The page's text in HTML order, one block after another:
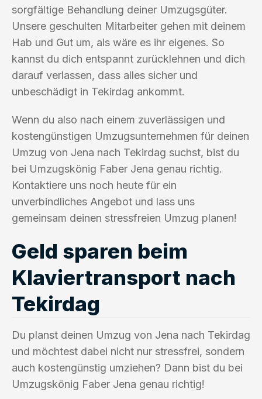
sorgfältige Behandlung deiner Umzugsgüter.
Unsere geschulten Mitarbeiter gehen mit deinem
Hab und Gut um, als wäre es ihr eigenes. So
kannst du dich entspannt zurücklehnen und dich
darauf verlassen, dass alles sicher und
unbeschädigt in Tekirdag ankommt.
Wenn du also nach einem zuverlässigen und
kostengünstigen Umzugsunternehmen für deinen
Umzug von Jena nach Tekirdag suchst, bist du
bei Umzugskönig Faber Jena genau richtig.
Kontaktiere uns noch heute für ein
unverbindliches Angebot und lass uns
gemeinsam deinen stressfreien Umzug planen!
Geld sparen beim
Klaviertransport nach
Tekirdag
Du planst deinen Umzug von Jena nach Tekirdag
und möchtest dabei nicht nur stressfrei, sondern
auch kostengünstig umziehen? Dann bist du bei
Umzugskönig Faber Jena genau richtig!